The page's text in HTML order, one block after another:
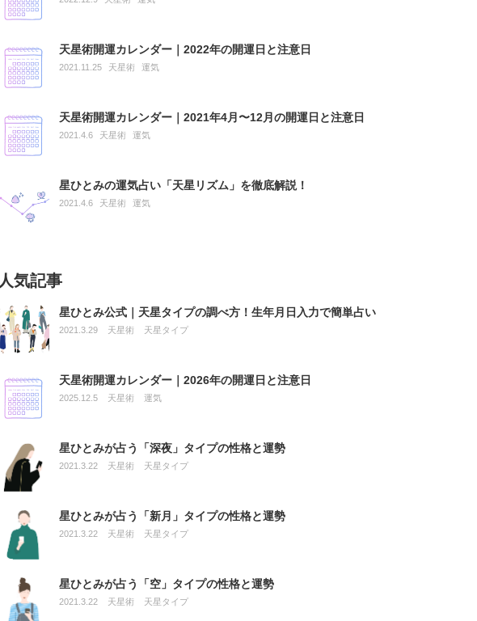
天星術開運カレンダー｜2022年の開運日と注意日
2021.11.25 天星術 運気
天星術開運カレンダー｜2021年4月〜12月の開運日と注意日
2021.4.6 天星術 運気
星ひとみの運気占い「天星リズム」を徹底解説！
2021.4.6 天星術 運気
人気記事
星ひとみ公式｜天星タイプの調べ方！生年月日入力で簡単占い
2021.3.29 天星術 天星タイプ
天星術開運カレンダー｜2026年の開運日と注意日
2025.12.5 天星術 運気
星ひとみが占う「深夜」タイプの性格と運勢
2021.3.22 天星術 天星タイプ
星ひとみが占う「新月」タイプの性格と運勢
2021.3.22 天星術 天星タイプ
星ひとみが占う「空」タイプの性格と運勢
2021.3.22 天星術 天星タイプ